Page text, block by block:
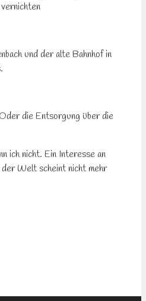
und der alte Bahnhof in
die Entsorgung über die
ich nicht. Ein Interesse an
Welt scheint nicht mehr